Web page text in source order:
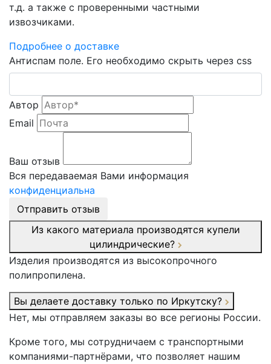
т.д. а также с проверенными частными
извозчиками.
Подробнее о доставке
Антиспам поле. Его необходимо скрыть через css
Автор
Email
Ваш отзыв
Вся передаваемая Вами информация
конфиденциальна
Отправить отзыв
Из какого материала производятся купели
цилиндрические?
Изделия производятся из высокопрочного
полипропилена.
Вы делаете доставку только по Иркутску?
Нет, мы отправляем заказы во все регионы России.
Кроме того, мы сотрудничаем с транспортными
компаниями-партнёрами, что позволяет нашим